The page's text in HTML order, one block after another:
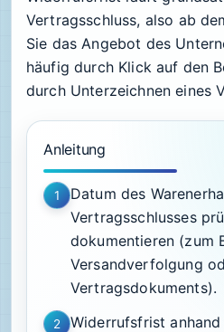
Vertragsschluss, also ab
Sie das Angebot des
häufig durch Klick auf den
durch Unterzeichnen eines
Anleitung
1
Datum des
Vertragsschlusses
dokumentieren (zum
Versandverfolgung
Vertragsdokuments).
2
Widerrufsfrist